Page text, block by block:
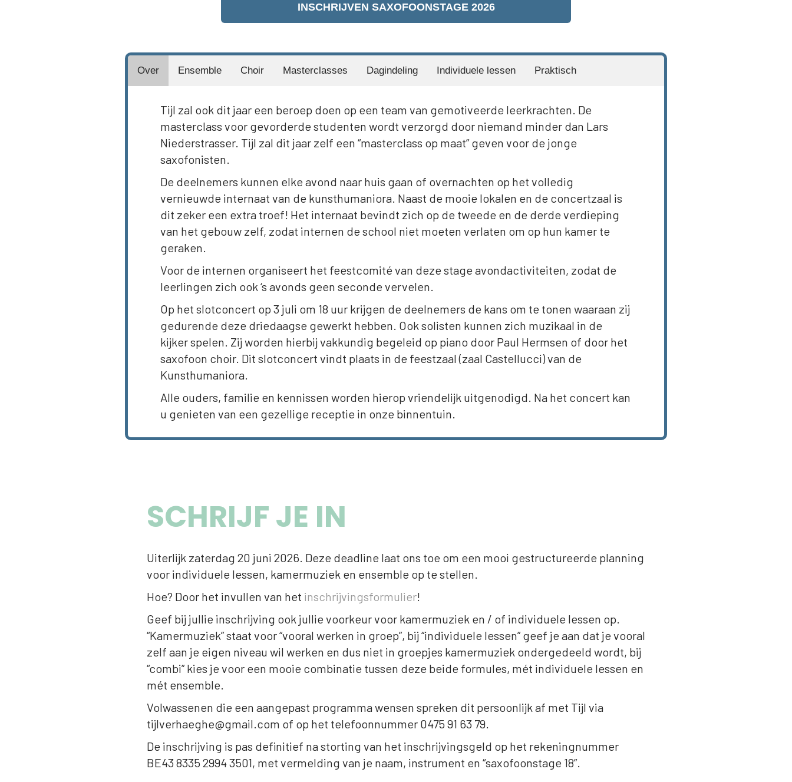
INSCHRIJVEN SAXOFOONSTAGE 2026
Over Ensemble Choir Masterclasses Dagindeling Individuele lessen Praktisch
Tijl zal ook dit jaar een beroep doen op een team van gemotiveerde leerkrachten. De
masterclass voor gevorderde studenten wordt verzorgd door niemand minder dan Lars
Niederstrasser. Tijl zal dit jaar zelf een “masterclass op maat” geven voor de jonge
saxofonisten.
De deelnemers kunnen elke avond naar huis gaan of overnachten op het volledig
vernieuwde internaat van de kunsthumaniora. Naast de mooie lokalen en de concertzaal is
dit zeker een extra troef! Het internaat bevindt zich op de tweede en de derde verdieping
van het gebouw zelf, zodat internen de school niet moeten verlaten om op hun kamer te
geraken.
Voor de internen organiseert het feestcomité van deze stage avondactiviteiten, zodat de
leerlingen zich ook ‘s avonds geen seconde vervelen.
Op het slotconcert op 3 juli om 18 uur krijgen de deelnemers de kans om te tonen waaraan zij
gedurende deze driedaagse gewerkt hebben. Ook solisten kunnen zich muzikaal in de
kijker spelen. Zij worden hierbij vakkundig begeleid op piano door Paul Hermsen of door het
saxofoon choir. Dit slotconcert vindt plaats in de feestzaal (zaal Castellucci) van de
Kunsthumaniora.
Alle ouders, familie en kennissen worden hierop vriendelijk uitgenodigd. Na het concert kan
u genieten van een gezellige receptie in onze binnentuin.
SCHRIJF JE IN
Uiterlijk zaterdag 20 juni 2026. Deze deadline laat ons toe om een mooi gestructureerde planning
voor individuele lessen, kamermuziek en ensemble op te stellen.
Hoe? Door het invullen van het inschrijvingsformulier!
Geef bij jullie inschrijving ook jullie voorkeur voor kamermuziek en / of individuele lessen op.
“Kamermuziek” staat voor “vooral werken in groep”, bij “individuele lessen” geef je aan dat je vooral
zelf aan je eigen niveau wil werken en dus niet in groepjes kamermuziek ondergedeeld wordt, bij
“combi” kies je voor een mooie combinatie tussen deze beide formules, mét individuele lessen en
mét ensemble.
Volwassenen die een aangepast programma wensen spreken dit persoonlijk af met Tijl via
tijlverhaeghe@gmail.com of op het telefoonnummer 0475 91 63 79.
De inschrijving is pas definitief na storting van het inschrijvingsgeld op het rekeningnummer
BE43 8335 2994 3501, met vermelding van je naam, instrument en “saxofoonstage 18”.